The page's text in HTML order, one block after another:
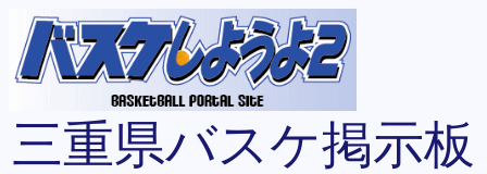
三重県バスケ掲示板